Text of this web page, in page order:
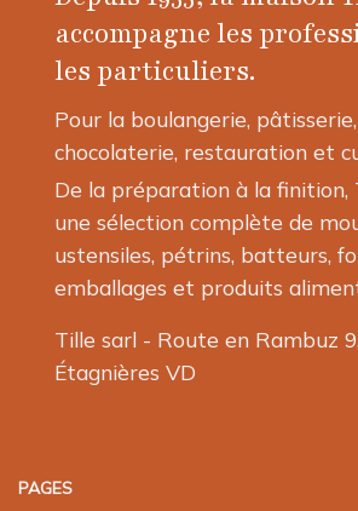
accompagne les
les particuliers.
Pour la boulangerie,
chocolaterie, restauration et
De la préparation à la finition,
une sélection complète de
ustensiles, pétrins, batteurs,
emballages et produits
Tille sarl - Route en Rambuz
Étagnières VD
PAGES